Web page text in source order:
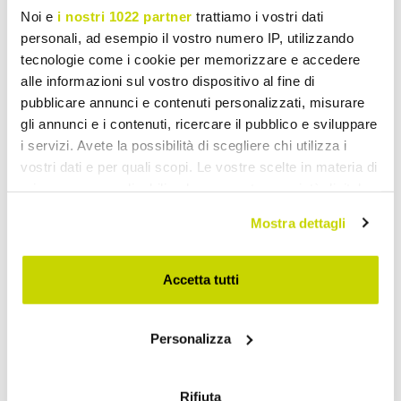
Noi e i nostri 1022 partner trattiamo i vostri dati
personali, ad esempio il vostro numero IP, utilizzando
tecnologie come i cookie per memorizzare e accedere
alle informazioni sul vostro dispositivo al fine di
pubblicare annunci e contenuti personalizzati, misurare
gli annunci e i contenuti, ricercare il pubblico e sviluppare
i servizi. Avete la possibilità di scegliere chi utilizza i
vostri dati e per quali scopi. Le vostre scelte in materia di
modificare o revocare il proprio consenso in qualsiasi
momento dalla Dichiarazione sui cookie o facendo clic
sull'icona di attivazione della privacy.
raccogliere informazioni sulla tua posizione
Mostra dettagli
Accetta tutti
Personalizza
Rifiuta
VIADURINI TEXTILE
Capa de edredão de linho
preto com Cristais - Cama
de casal luxuosa -
Damante
VIADURINI TEXTILE
Capa de edredon de linho
para sacola de contêineres
com renda e botões
Synergy - Energis